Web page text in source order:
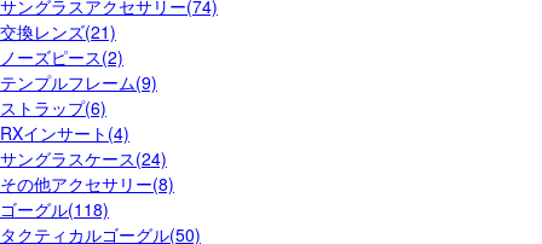
サングラスアクセサリー(74)
交換レンズ(21)
ノーズピース(2)
テンプルフレーム(9)
ストラップ(6)
RXインサート(4)
サングラスケース(24)
その他アクセサリー(8)
ゴーグル(118)
タクティカルゴーグル(50)